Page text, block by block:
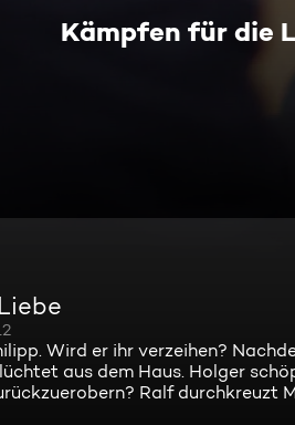
Kämpfen für die
Wird er ihr verzeihen?
aus dem Haus. Holger
Ralf